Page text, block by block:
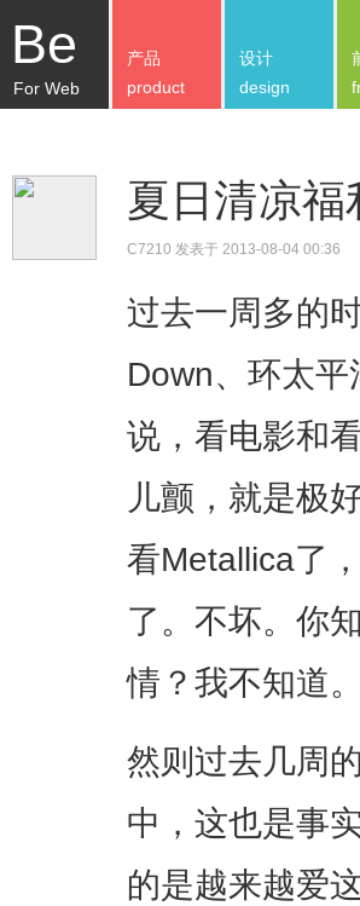
Be
For Web
产品
product
设计
design
夏日清凉
C7210 发表于 2013-08-04 00:36
过去一周多的
Down、环太
说，看电影和
儿颤，就是极
看Metallica了
了。不坏。你
情？我不知道。
然则过去几周
中，这也是事
的是越来越爱